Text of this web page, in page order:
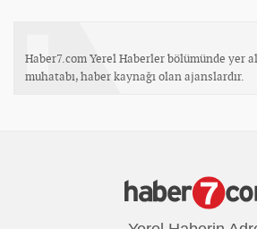
Haber7.com Yerel Haberler bölümünde yer
muhatabı, haber kaynağı olan ajanslardır.